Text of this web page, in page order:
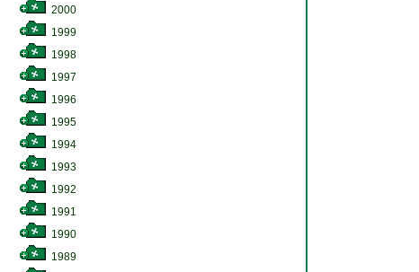
2000
1999
1998
1997
1996
1995
1994
1993
1992
1991
1990
1989